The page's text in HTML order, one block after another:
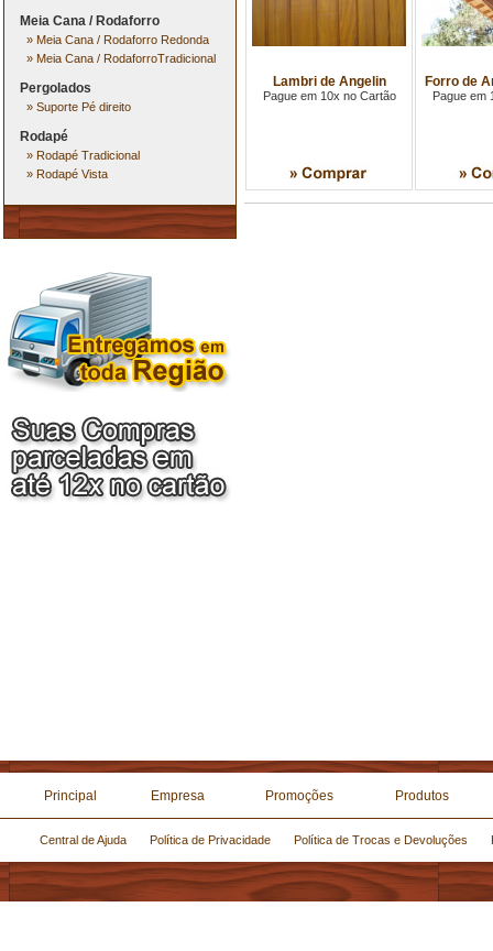
Meia Cana / Rodaforro
» Meia Cana / Rodaforro Redonda
» Meia Cana / RodaforroTradicional
Pergolados
» Suporte Pé direito
Rodapé
» Rodapé Tradicional
» Rodapé Vista
Lambri de Angelin
Pague em 10x no Cartão
Forro de
Pague em
Principal Empresa Promoções Produtos
Central de Ajuda Política de Privacidade Política de Trocas e Devoluções